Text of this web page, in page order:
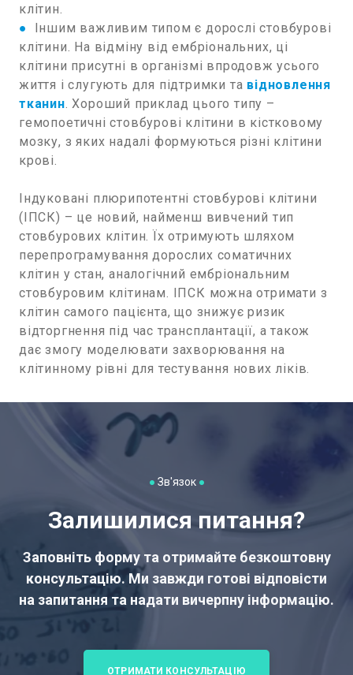
клітин.
●
Іншим важливим типом є дорослі стовбурові
клітини. На відміну від ембріональних, ці
клітини присутні в організмі впродовж усього
життя і слугують для підтримки та відновлення
тканин . Хороший приклад цього типу –
гемопоетичні стовбурові клітини в кістковому
мозку, з яких надалі формуються різні клітини
крові.
Індуковані плюрипотентні стовбурові клітини
(ІПСК) – це новий, найменш вивчений тип
стовбурових клітин. Їх отримують шляхом
перепрограмування дорослих соматичних
клітин у стан, аналогічний ембріональним
стовбуровим клітинам. ІПСК можна отримати з
клітин самого пацієнта, що знижує ризик
відторгнення під час трансплантації, а також
дає змогу моделювати захворювання на
клітинному рівні для тестування нових ліків.
● Зв'язок ●
Залишилися питання?
Заповніть форму та отримайте безкоштовну
консультацію. Ми завжди готові відповісти
на запитання та надати вичерпну інформацію.
ОТРИМАТИ КОНСУЛЬТАЦІЮ